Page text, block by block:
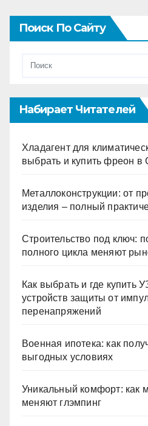
Поиск По Сайту
Набирает Читателей
Хладагент для
выбрать и купить фреон в
Металлоконструкции: от
изделия – полный
Строительство под ключ:
полного цикла меняют
Как выбрать и где купить
устройств защиты от
перенапряжений
Военная ипотека: как
выгодных условиях
Уникальный комфорт: как
меняют глэмпинг